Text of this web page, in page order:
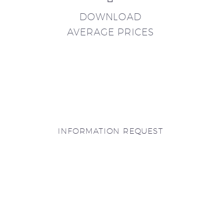
DOWNLOAD
AVERAGE PRICES
INFORMATION REQUEST